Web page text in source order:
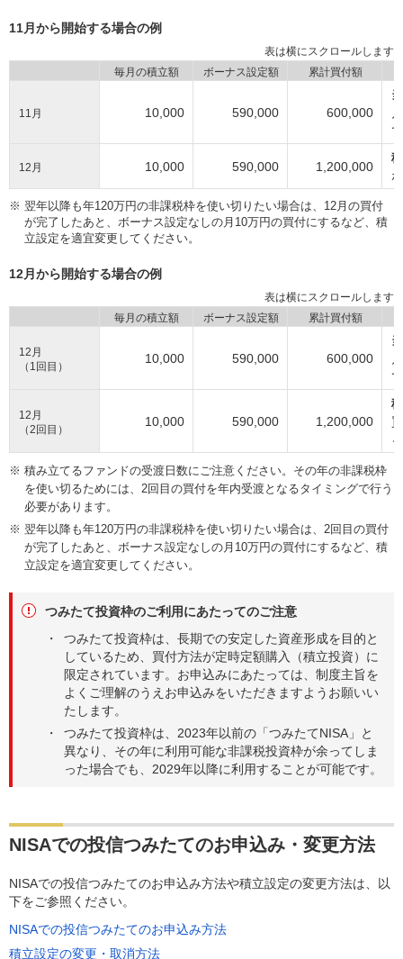
11月から開始する場合の例
毎月の積立額 ボーナス設定額 累計買付額
11月 10,000 590,000 600,000
12月 10,000 590,000 1,200,000
※ 翌年以降も年120万円の非課税枠を使い切りたい場合は、12月の買付
が完了したあと、ボーナス設定なしの月10万円の買付にするなど、積
立設定を適宜変更してください。
12月から開始する場合の例
毎月の積立額 ボーナス設定額 累計買付額
12月
（1回目）
10,000 590,000 600,000
12月
（2回目）
10,000 590,000 1,200,000
る
積み立てるファンドの受渡日数にご注意ください。その年の非課税枠
を使い切るためには、2回目の買付を年内受渡となるタイミングで行う
必要があります。
翌年以降も年120万円の非課税枠を使い切りたい場合は、2回目の買付
が完了したあと、ボーナス設定なしの月10万円の買付にするなど、積
立設定を適宜変更してください。
つみたて投資枠のご利用にあたってのご注意
つみたて投資枠は、長期での安定した資産形成を目的と
しているため、買付方法が定時定額購入（積立投資）に
限定されています。お申込みにあたっては、制度主旨を
よくご理解のうえお申込みをいただきますようお願いい
たします。
つみたて投資枠は、2023年以前の「つみたてNISA」と
異なり、その年に利用可能な非課税投資枠が余ってしま
った場合でも、2029年以降に利用することが可能です。
NISAでの投信つみたてのお申込み・変更方法
NISAでの投信つみたてのお申込み方法や積立設定の変更方法は、以
下をご参照ください。
NISAでの投信つみたてのお申込み方法
積立設定の変更・取消方法